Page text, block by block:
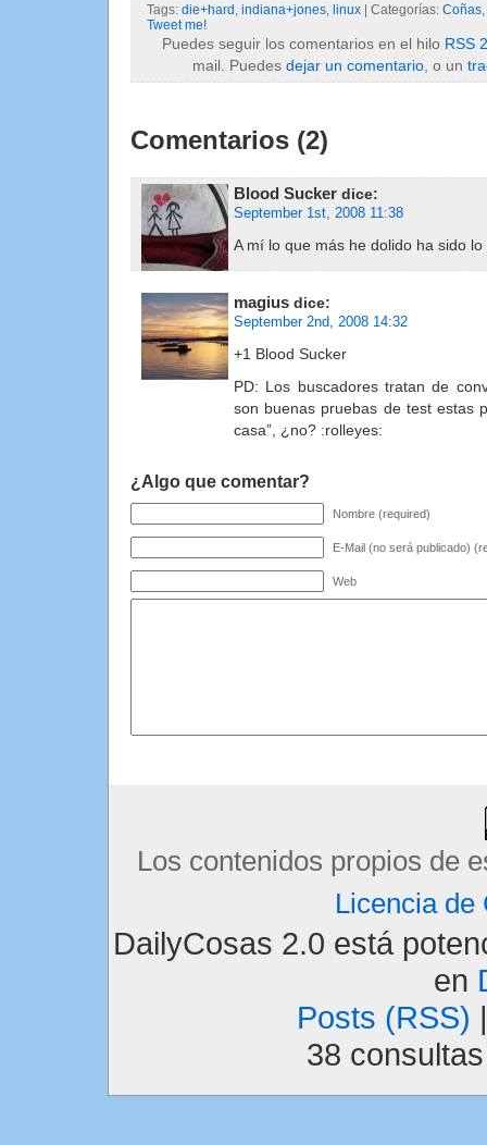
Tags: die+hard indiana+jones linux | Categorías: Coñas
Tweet me!
Puedes seguir los comentarios en el hilo RSS
mail. Puedes dejar un comentario , o un
Comentarios (2)
Blood Sucker dice:
September 1st, 2008 11:38
A mí lo que más he dolido ha sido
magius dice:
September 2nd, 2008 14:32
+1 Blood Sucker
PD: Los buscadores tratan de
son buenas pruebas de test estas
casa”, ¿no? :rolleyes:
¿Algo que comentar?
Nombre (required)
E-Mail (no será publicado)
Web
Los contenidos propios de
Licencia de
DailyCosas 2.0 está
en
Posts (RSS)
38